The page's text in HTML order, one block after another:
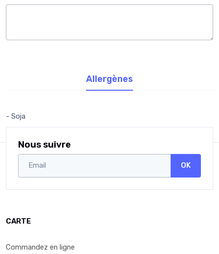
Allergènes
- Soja
Nous suivre
OK
CARTE
Commandez en ligne